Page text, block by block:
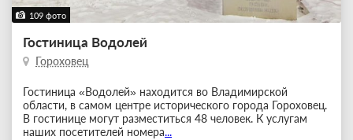
109 фото
Гостиница Водолей
Гороховец
Гостиница «Водолей» находится во Владимирской
области, в самом центре исторического города Гороховец.
В гостинице могут разместиться 48 человек. К услугам
наших посетителей номера...